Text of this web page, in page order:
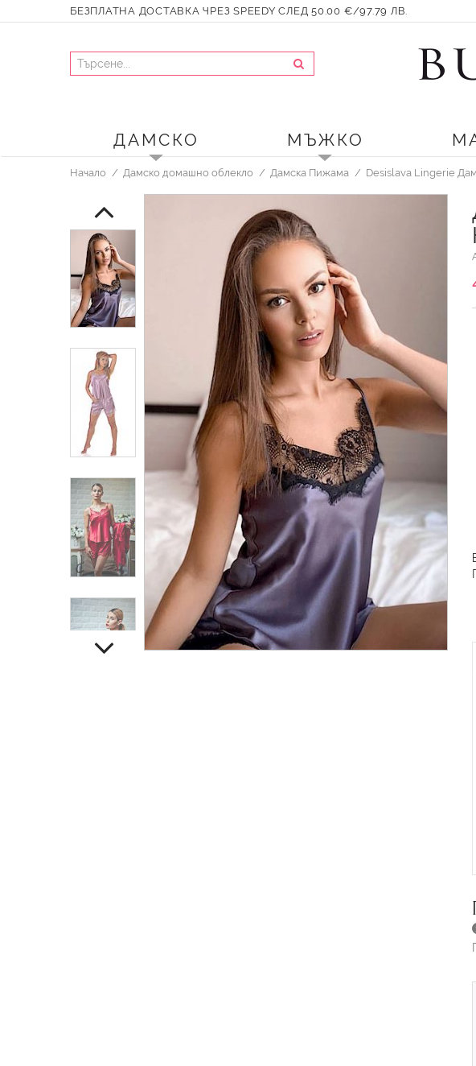
БЕЗПЛАТНА ДОСТАВКА ЧРЕЗ SPEEDY СЛЕД 50.00 €/97.79 ЛВ.
ДАМСКО МЪЖКО
Начало Дамско домашно облекло Дамска Пижама Desislava Lingerie